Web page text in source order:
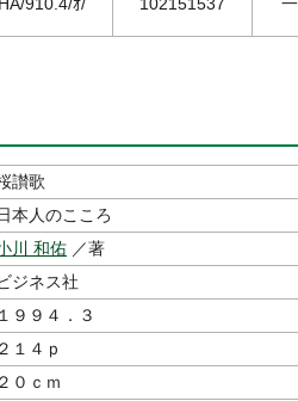
讃歌
本人のこころ
川 和佑 ／著
ジネス社
１９９４．３
２１４ｐ
２０ｃｍ